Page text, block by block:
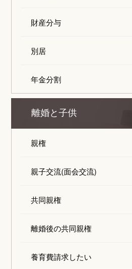
財産分与
別居
年金分割
離婚と子供
親権
親子交流(面会交流)
共同親権
離婚後の共同親権
養育費請求したい